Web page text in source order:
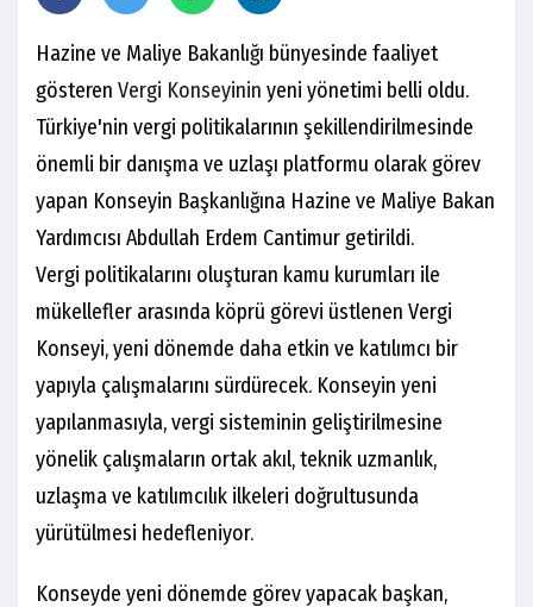
Hazine ve Maliye Bakanlığı bünyesinde faaliyet
gösteren Vergi Konseyinin yeni yönetimi belli oldu.
Türkiye'nin vergi politikalarının şekillendirilmesinde
önemli bir danışma ve uzlaşı platformu olarak görev
yapan Konseyin Başkanlığına Hazine ve Maliye Bakan
Yardımcısı Abdullah Erdem Cantimur getirildi.
Vergi politikalarını oluşturan kamu kurumları ile
mükellefler arasında köprü görevi üstlenen Vergi
Konseyi, yeni dönemde daha etkin ve katılımcı bir
yapıyla çalışmalarını sürdürecek. Konseyin yeni
yapılanmasıyla, vergi sisteminin geliştirilmesine
yönelik çalışmaların ortak akıl, teknik uzmanlık,
uzlaşma ve katılımcılık ilkeleri doğrultusunda
yürütülmesi hedefleniyor.
Konseyde yeni dönemde görev yapacak başkan,